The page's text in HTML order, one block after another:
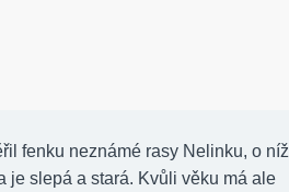
fenku neznámé rasy Nelinku, o níž
je slepá a stará. Kvůli věku má ale